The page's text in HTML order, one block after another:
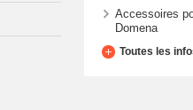
Accessoires
Domena
Toutes les